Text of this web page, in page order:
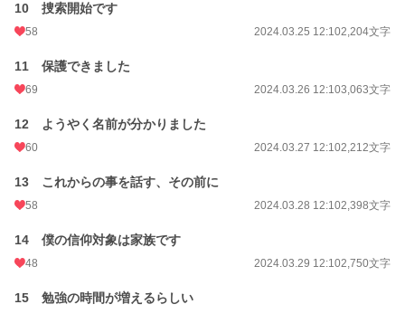
10 捜索開始です
58 2024.03.25 12:102,204文字
11 保護できました
69 2024.03.26 12:103,063文字
12 ようやく名前が分かりました
60 2024.03.27 12:102,212文字
13 これからの事を話す、その前に
58 2024.03.28 12:102,398文字
14 僕の信仰対象は家族です
48 2024.03.29 12:102,750文字
15 勉強の時間が増えるらしい